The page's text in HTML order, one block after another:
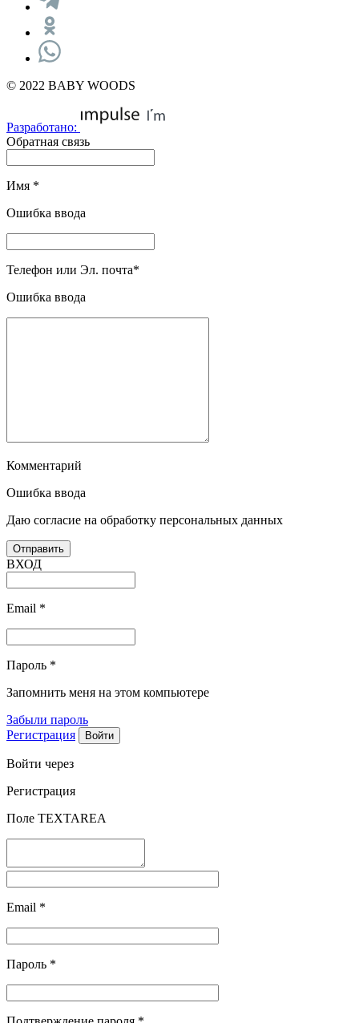
© 2022 BABY WOODS
Разработано:
Обратная связь
Имя *
Ошибка ввода
Телефон или Эл. почта*
Ошибка ввода
Комментарий
Ошибка ввода
Даю согласие на обработку персональных данных
ВХОД
Email *
Пароль *
Запомнить меня на этом компьютере
Забыли пароль
Регистрация
Войти через
Регистрация
Поле TEXTAREA
Email *
Пароль *